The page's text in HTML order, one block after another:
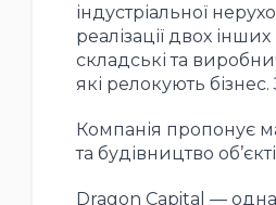
індустріальної
реалізації двох
складські та
які релокують бізнес.
Компанія пропонує
та будівництво
Dragon Capital — одна